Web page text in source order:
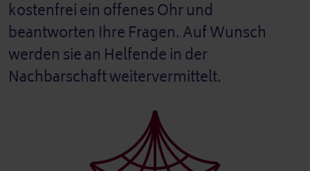
kostenfrei ein offenes Ohr und
beantworten Ihre Fragen. Auf Wunsch
werden sie an Helfende in der
Nachbarschaft weitervermittelt.